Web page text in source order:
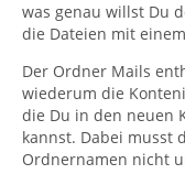
was genau willst Du
die Dateien mit
Der Ordner Mails
wiederum die
die Du in den neuen
kannst. Dabei musst
Ordnernamen nicht